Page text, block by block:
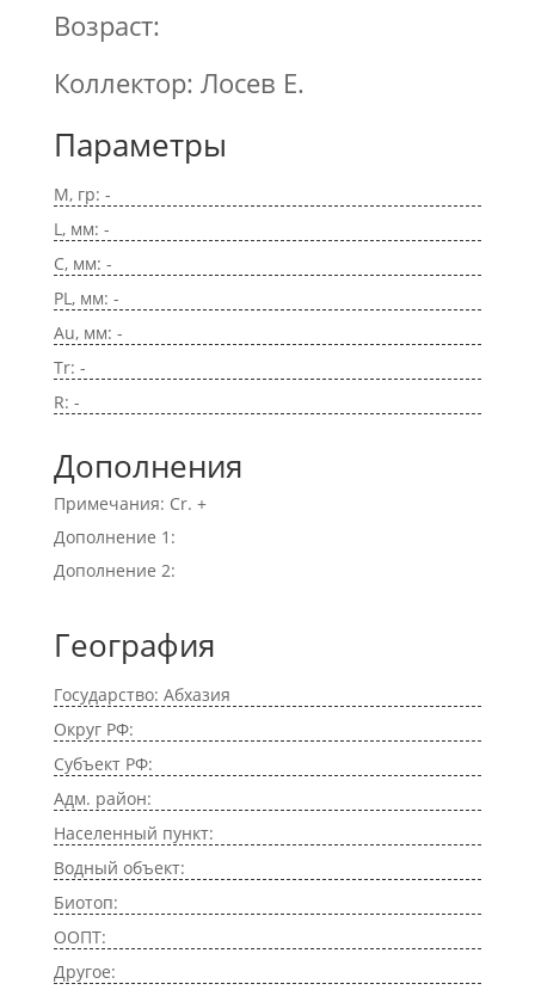
Возраст:
Коллектор: Лосев Е.
Параметры
M, гр: -
L, мм: -
C, мм: -
PL, мм: -
Au, мм: -
Tr: -
R: -
Дополнения
Примечания: Cr. +
Дополнение 1:
Дополнение 2:
География
Государство: Абхазия
Округ РФ:
Субъект РФ:
Адм. район:
Населенный пункт:
Водный объект:
Биотоп:
ООПТ:
Другое: